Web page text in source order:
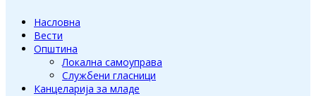
Насловна
Вести
Општина
Локална самоуправа
Службени гласници
Канцеларија за младе